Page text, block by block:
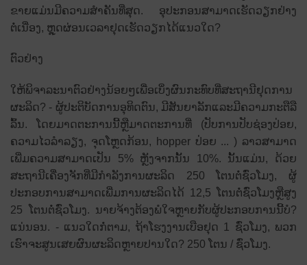
ຂາຍແມ່ນມີຄວາມສໍາຄັນທີ່ສຸດ. ອຸປະກອນສາມາດເຮັດວຽກຢ່າງ
ຕໍ່ເນື່ອງ, ຫຼຸດຜ່ອນເວລາຢຸດເຮັດວຽກໄດ້ແນວໃດ?
ຕົວຢ່າງ
ໃຫ້ພິຈາລະນາຕົວຢ່າງນ້ອຍໆເພື່ອເບິ່ງຜົນກະທົບທີ່ສະຖານີຢຸດການ
ຜະລິດ? - ຜູ້​ປະ​ຕິ​ບັດ​ການ​ອຸ​ທິດ​ຕົນ​, ມີ​ສັນ​ຍາ​ລັກ​ແລະ​ມີ​ຄວາມ​ກະ​ຕື​ລື​
ລົ້ນ​. ໂດຍ​ມາດ​ຕະ​ການ​ນີ້​ຫຼື​ມາດ​ຕະ​ການ​ທີ່ (ປັບ​ການ​ປັບ​ຊ່ອງ​ປ່ອຍ​,
ຄວາມ​ໄວ​ລໍາ​ລຽງ​, ຈຸດ​ໂຫຼດ​ກ້ອນ​, hopper ປ່ອຍ ... ) ລາວ​ສາ​ມາດ​
ເພີ່ມ​ຄວາມ​ສາ​ມາດ​ເປັນ 5% ຫຼັງ​ຈາກ​ນັ້ນ 10%​. ນັ້ນແມ່ນ, ດ້ວຍ
ສະຖານີເຄື່ອງຈັກທີ່ມີກໍາລັງການຜະລິດ 250 ໂຕນຕໍ່ຊົ່ວໂມງ, ຜູ້
ປະກອບການສາມາດເພີ່ມການຜະລິດໄດ້ 12,5 ໂຕນຕໍ່ຊົ່ວໂມງຫຼືສູງ
25 ໂຕນຕໍ່ຊົ່ວໂມງ. ນາຍຈ້າງຕ້ອງພໍໃຈຫຼາຍກັບຜູ້ປະກອບການນີ້ບໍ?
ແນ່ນອນ. - ແນວໃດກໍ່ຕາມ, ຖ້າໂຮງງານເບືອຢຸດ 1 ຊົ່ວໂມງ, ພວກ
ເຮົາຈະສູນເສຍຜົນຜະລິດຫຼາຍປານໃດ? 250 ໂຕນ / ຊົ່ວໂມງ.